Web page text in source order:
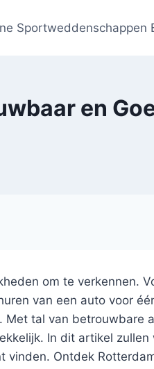
Sportweddenschappen
en
om te verkennen.
van een auto voor
Met tal van betrouwbare
In dit artikel zullen
vinden. Ontdek